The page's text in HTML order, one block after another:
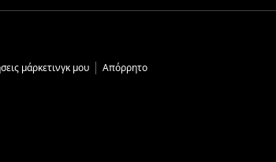
μάρκετινγκ μου Απόρρητο